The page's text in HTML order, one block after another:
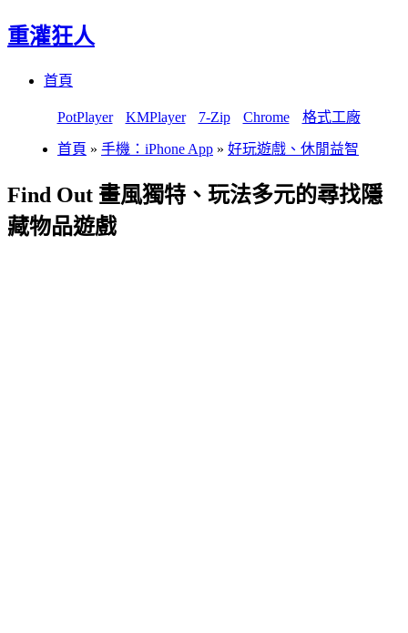
重灌狂人
首頁
PotPlayer KMPlayer 7-Zip Chrome 格式工廠
首頁 » 手機：iPhone App » 好玩遊戲、休閒益智
Find Out 畫風獨特、玩法多元的尋找隱
藏物品遊戲